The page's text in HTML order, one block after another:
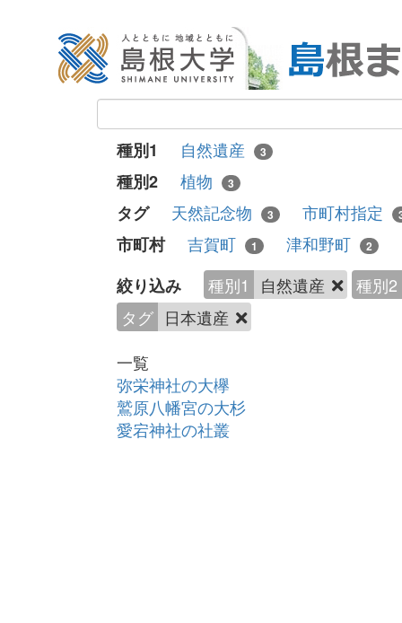
種別1 自然遺産 3
種別2 植物 3
タグ 天然記念物 3 市町村指定
市町村 吉賀町 1 津和野町 2
絞り込み 種別1 自然遺産
種別2
タグ 日本遺産
一覧
弥栄神社の大欅
鷲原八幡宮の大杉
愛宕神社の社叢